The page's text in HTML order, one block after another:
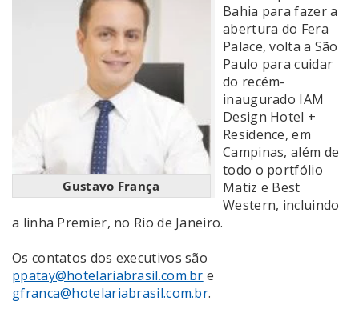
Gustavo França
Bahia para fazer a
abertura do Fera
Palace, volta a São
Paulo para cuidar
do recém-
inaugurado IAM
Design Hotel +
Residence, em
Campinas, além de
todo o portfólio
Matiz e Best
Western, incluindo
a linha Premier, no Rio de Janeiro.
Os contatos dos executivos são
ppatay@hotelariabrasil.com.br e
gfranca@hotelariabrasil.com.br.